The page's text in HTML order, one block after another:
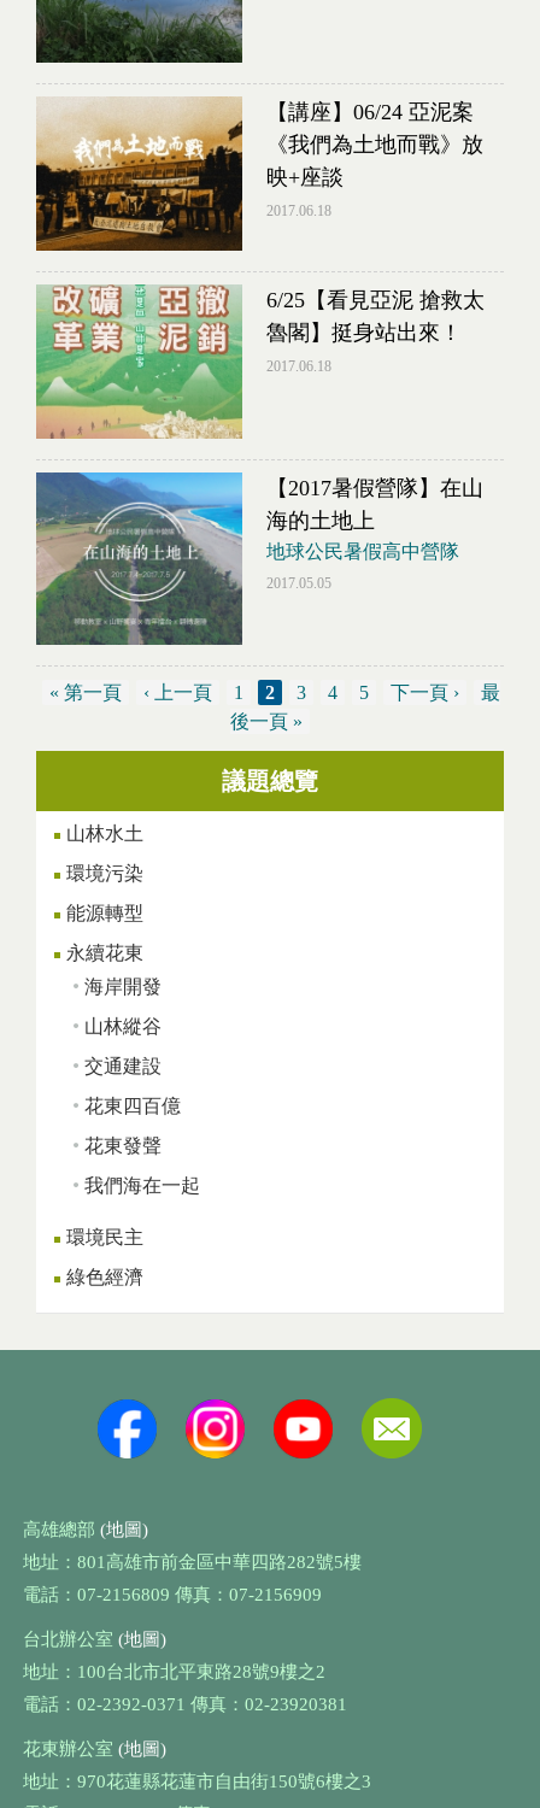
【講座】06/24 亞泥案
《我們為土地而戰》放
映+座談
2017.06.18
6/25【看見亞泥 搶救太
魯閣】挺身站出來！
2017.06.18
【2017暑假營隊】在山
海的土地上
地球公民暑假高中營隊
2017.05.05
« 第一頁 ‹ 上一頁 1 2 3 4 5 下一頁 ›
最
後一頁 »
議題總覽
山林水土
環境污染
能源轉型
永續花東
海岸開發
山林縱谷
交通建設
花東四百億
花東發聲
我們海在一起
環境民主
綠色經濟
高雄總部 (地圖)
地址：801高雄市前金區中華四路282號5樓
電話：07-2156809 傳真：07-2156909
台北辦公室 (地圖)
地址：100台北市北平東路28號9樓之2
電話：02-2392-0371 傳真：02-23920381
花東辦公室 (地圖)
地址：970花蓮縣花蓮市自由街150號6樓之3